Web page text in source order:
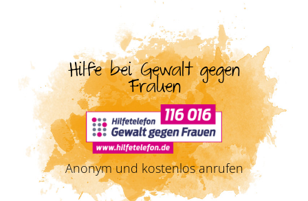
Hilfe bei Gewalt gegen
Frauen
Anonym und kostenlos anrufen